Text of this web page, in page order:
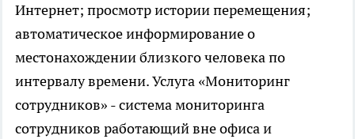
Интернет; просмотр истории перемещения;
автоматическое информирование о
местонахождении близкого человека по
интервалу времени. Услуга «Мониторинг
сотрудников» - система мониторинга
сотрудников работающий вне офиса и